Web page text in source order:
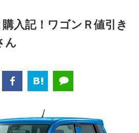
入記！ワゴンＲ値引き
ん